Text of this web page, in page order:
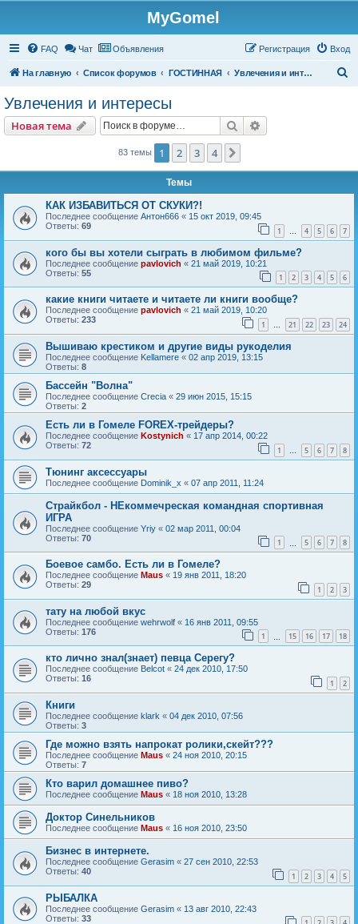
MyGomel
FAQ Чат Объявления Вход
Регистрация
На главную Список форумов ГОСТИННАЯ Увлечения и интересы
Увлечения и интересы
Новая тема
Новаятема Поиск
83 темы 1 2 3 4
Темы
КАК ИЗБАВИТЬСЯ ОТ СКУКИ?!
Последнее сообщение Антон666 « 15 окт 2019, 09:45
Ответы: 69 1 … 4 5 6 7
кого бы вы хотели сыграть в любимом фильме?
Последнее сообщение pavlovich « 21 май 2019, 10:21
Ответы: 55 1 2 3 4 5 6
какие книги читаете и читаете ли книги вообще?
Последнее сообщение pavlovich « 21 май 2019, 10:20
Ответы: 233 1 … 21 22 23 24
Вышиваю крестиком и другие виды рукоделия
Последнее сообщение Kellamere « 02 апр 2019, 13:15
Ответы: 8
Бассейн "Волна"
Последнее сообщение Crecia « 29 июн 2015, 15:15
Ответы: 2
Есть ли в Гомеле FOREX-трейдеры?
Последнее сообщение Kostynich « 17 апр 2014, 00:22
Ответы: 72 1 … 5 6 7 8
Тюнинг аксессуары
Последнее сообщение Dominik_x « 07 апр 2011, 11:24
Страйкбол - НЕкоммечреская командная спортивная
ИГРА
Последнее сообщение Yriy « 02 мар 2011, 00:04
Ответы: 70 1 5 6 7 8
Боевое самбо. Есть ли в Гомеле?
Последнее сообщение Maus « 19 янв 2011, 18:20
Ответы: 29 1 2 3
тату на любой вкус
Последнее сообщение wehrwolf « 16 янв 2011, 09:55
Ответы: 176 1 15 16 17 18
кто лично знал(знает) певца Серегу?
Последнее сообщение Belcot « 24 дек 2010, 17:50
Ответы: 16 1 2
Книги
Последнее сообщение klark « 04 дек 2010, 07:56
Ответы: 3
Где можно взять напрокат ролики,скейт???
Последнее сообщение Maus « 24 ноя 2010, 20:15
Ответы: 7
Кто варил домашнее пиво?
Последнее сообщение Maus « 18 ноя 2010, 13:28
Доктор Синельников
Последнее сообщение Maus « 16 ноя 2010, 23:50
Бизнес в интернете.
Последнее сообщение Gerasim « 27 сен 2010, 22:53
Ответы: 40 1 2 3 4 5
РЫБАЛКА
Последнее сообщение Gerasim « 13 авг 2010, 22:43
Ответы: 33